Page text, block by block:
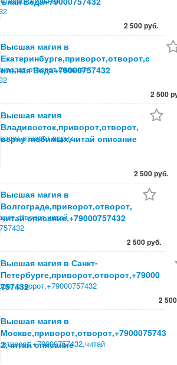
2 500 руб.
Высшая магия в
Екатеринбурге,приворот,отворот,с
ильная Веда+79000757432
2 500
Высшая магия
Владивосток,приворот,отворот,
верну любимых,читай описание
2 500 руб.
Высшая магия в
Волгограде,приворот,отворот,
читай описание,+79000757432
2 500 руб.
Высшая магия в Санкт-
Петербурге,приворот,отворот,+79000
757432
2
Высшая магия в
Москве,приворот,отворот,+7900075743
2,читай описание